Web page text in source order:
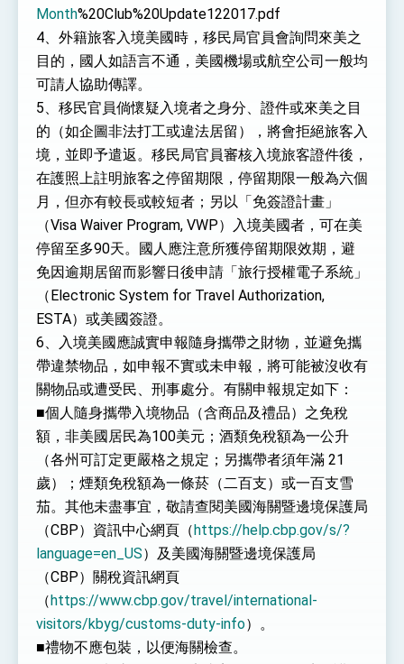
Month%20Club%20Update122017.pdf
4、外籍旅客入境美國時，移民局官員會詢問來美之
目的，國人如語言不通，美國機場或航空公司一般均
可請人協助傳譯。
5、移民官員倘懷疑入境者之身分、證件或來美之目
的（如企圖非法打工或違法居留），將會拒絕旅客入
境，並即予遣返。移民局官員審核入境旅客證件後，
在護照上註明旅客之停留期限，停留期限一般為六個
月，但亦有較長或較短者；另以「免簽證計畫」
（Visa Waiver Program, VWP）入境美國者，可在美
停留至多90天。國人應注意所獲停留期限效期，避
免因逾期居留而影響日後申請「旅行授權電子系統」
（Electronic System for Travel Authorization,
ESTA）或美國簽證。
6、入境美國應誠實申報隨身攜帶之財物，並避免攜
帶違禁物品，如申報不實或未申報，將可能被沒收有
關物品或遭受民、刑事處分。有關申報規定如下：
■個人隨身攜帶入境物品（含商品及禮品）之免稅
額，非美國居民為100美元；酒類免稅額為一公升
（各州可訂定更嚴格之規定；另攜帶者須年滿 21
歲）；煙類免稅額為一條菸（二百支）或一百支雪
茄。其他未盡事宜，敬請查閱美國海關暨邊境保護局
（CBP）資訊中心網頁（https://help.cbp.gov/s/?
language=en_US）及美國海關暨邊境保護局
（CBP）關稅資訊網頁
（https://www.cbp.gov/travel/international-
visitors/kbyg/customs-duty-info）。
■禮物不應包裝，以便海關檢查。